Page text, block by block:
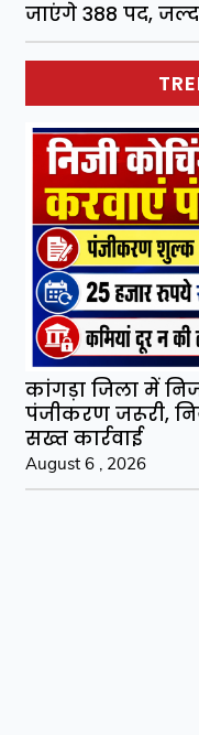
जाएंगे 388 पद,
कांगड़ा जिला में
पंजीकरण जरूरी,
सख्त कार्रवाई
August 6 , 2026